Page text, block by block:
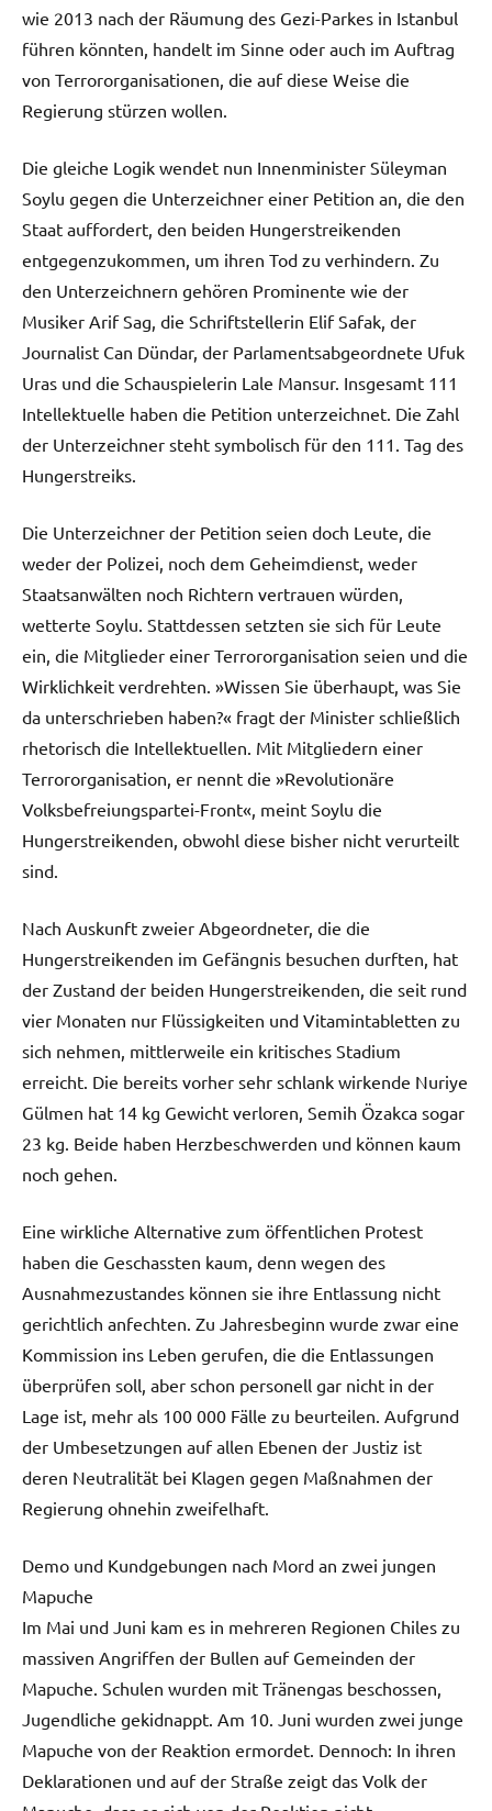
wie 2013 nach der Räumung des Gezi-Parkes in Istanbul
führen könnten, handelt im Sinne oder auch im Auftrag
von Terrororganisationen, die auf diese Weise die
Regierung stürzen wollen.
Die gleiche Logik wendet nun Innenminister Süleyman
Soylu gegen die Unterzeichner einer Petition an, die den
Staat auffordert, den beiden Hungerstreikenden
entgegenzukommen, um ihren Tod zu verhindern. Zu
den Unterzeichnern gehören Prominente wie der
Musiker Arif Sag, die Schriftstellerin Elif Safak, der
Journalist Can Dündar, der Parlamentsabgeordnete Ufuk
Uras und die Schauspielerin Lale Mansur. Insgesamt 111
Intellektuelle haben die Petition unterzeichnet. Die Zahl
der Unterzeichner steht symbolisch für den 111. Tag des
Hungerstreiks.
Die Unterzeichner der Petition seien doch Leute, die
weder der Polizei, noch dem Geheimdienst, weder
Staatsanwälten noch Richtern vertrauen würden,
wetterte Soylu. Stattdessen setzten sie sich für Leute
ein, die Mitglieder einer Terrororganisation seien und die
Wirklichkeit verdrehten. »Wissen Sie überhaupt, was Sie
da unterschrieben haben?« fragt der Minister schließlich
rhetorisch die Intellektuellen. Mit Mitgliedern einer
Terrororganisation, er nennt die »Revolutionäre
Volksbefreiungspartei-Front«, meint Soylu die
Hungerstreikenden, obwohl diese bisher nicht verurteilt
sind.
Nach Auskunft zweier Abgeordneter, die die
Hungerstreikenden im Gefängnis besuchen durften, hat
der Zustand der beiden Hungerstreikenden, die seit rund
vier Monaten nur Flüssigkeiten und Vitamintabletten zu
sich nehmen, mittlerweile ein kritisches Stadium
erreicht. Die bereits vorher sehr schlank wirkende Nuriye
Gülmen hat 14 kg Gewicht verloren, Semih Özakca sogar
23 kg. Beide haben Herzbeschwerden und können kaum
noch gehen.
Eine wirkliche Alternative zum öffentlichen Protest
haben die Geschassten kaum, denn wegen des
Ausnahmezustandes können sie ihre Entlassung nicht
gerichtlich anfechten. Zu Jahresbeginn wurde zwar eine
Kommission ins Leben gerufen, die die Entlassungen
überprüfen soll, aber schon personell gar nicht in der
Lage ist, mehr als 100 000 Fälle zu beurteilen. Aufgrund
der Umbesetzungen auf allen Ebenen der Justiz ist
deren Neutralität bei Klagen gegen Maßnahmen der
Regierung ohnehin zweifelhaft.
Demo und Kundgebungen nach Mord an zwei jungen
Mapuche
Im Mai und Juni kam es in mehreren Regionen Chiles zu
massiven Angriffen der Bullen auf Gemeinden der
Mapuche. Schulen wurden mit Tränengas beschossen,
Jugendliche gekidnappt. Am 10. Juni wurden zwei junge
Mapuche von der Reaktion ermordet. Dennoch: In ihren
Deklarationen und auf der Straße zeigt das Volk der